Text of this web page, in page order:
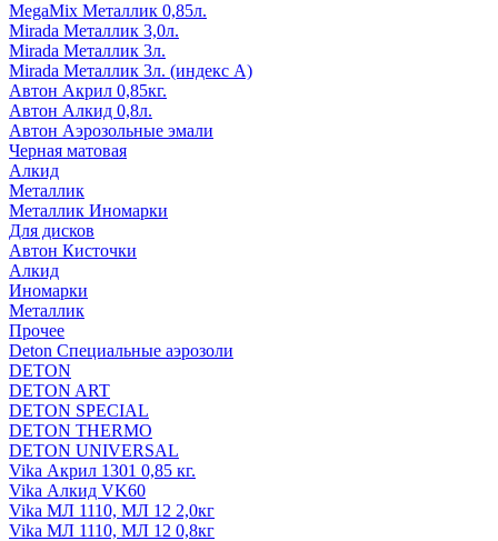
MegaMix Металлик 0,85л.
Mirada Металлик 3,0л.
Mirada Металлик 3л.
Mirada Металлик 3л. (индекс А)
Автон Акрил 0,85кг.
Автон Алкид 0,8л.
Автон Аэрозольные эмали
Черная матовая
Алкид
Металлик
Металлик Иномарки
Для дисков
Автон Кисточки
Алкид
Иномарки
Металлик
Прочее
Deton Специальные аэрозоли
DETON
DETON ART
DETON SPECIAL
DETON THERMO
DETON UNIVERSAL
Vika Акрил 1301 0,85 кг.
Vika Алкид VK60
Vika МЛ 1110, МЛ 12 2,0кг
Vika МЛ 1110, МЛ 12 0,8кг